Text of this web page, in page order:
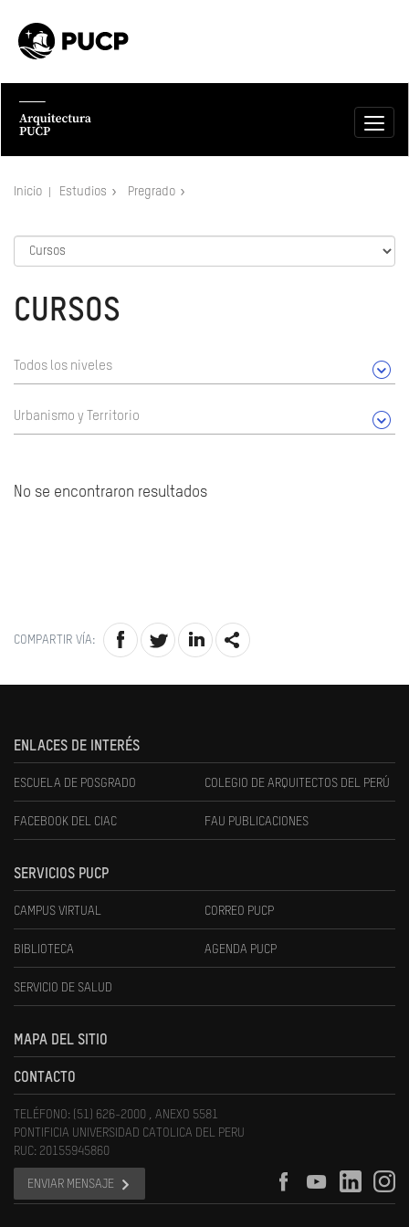
Inicio Estudios Pregrado
CURSOS
Todos los niveles
Urbanismo y Territorio
No se encontraron resultados
COMPARTIR VÍA:
ENLACES DE INTERÉS
ESCUELA DE POSGRADO COLEGIO DE ARQUITECTOS DEL PERÚ
FACEBOOK DEL CIAC FAU PUBLICACIONES
SERVICIOS PUCP
CAMPUS VIRTUAL CORREO PUCP
BIBLIOTECA AGENDA PUCP
SERVICIO DE SALUD
MAPA DEL SITIO
CONTACTO
TELÉFONO: (51) 626-2000 , ANEXO 5581
PONTIFICIA UNIVERSIDAD CATOLICA DEL PERU
RUC: 20155945860
ENVIAR MENSAJE